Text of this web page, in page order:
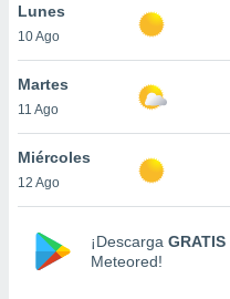
de
Lunes
10 Ago
Martes
11 Ago
Miércoles
12 Ago
¡Descarga GRATIS
Meteored!